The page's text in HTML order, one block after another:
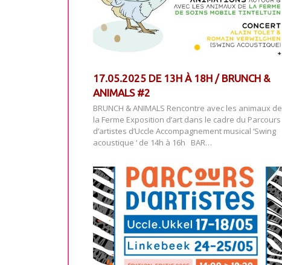
17.05.2025 DE 13H À 18H / BRUNCH &
ANIMALS #2
BRUNCH & ANIMALS Rencontre avec les animaux de
la Ferme Exposition d’art dans le cadre du Parcours
d’artistes d’Uccle Accompagnement musical ‘Swing
acoustique ‘ de 14h à 16h BAR…